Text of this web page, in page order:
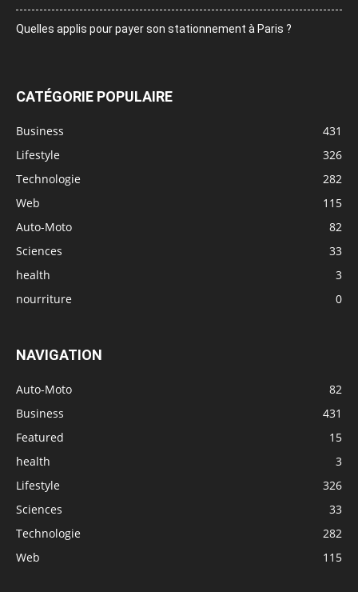
Quelles applis pour payer son stationnement à Paris ?
CATÉGORIE POPULAIRE
Business
431
Lifestyle
326
Technologie
282
Web
115
Auto-Moto
82
Sciences
33
health
3
nourriture
0
NAVIGATION
Auto-Moto
82
Business
431
Featured
15
health
3
Lifestyle
326
Sciences
33
Technologie
282
Web
115